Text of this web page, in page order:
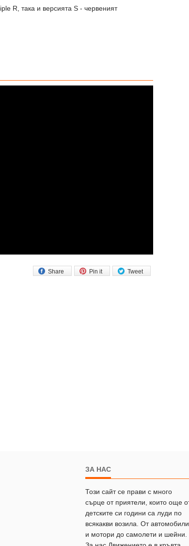
R, така и версията S - червеният
Tweet
Pin it
Share
ЗА НАС
Този сайт се прави с много
сърце от приятели, които още
детските си години са луди по
всякакви возила. От автомобили
и мотори до самолети и шейни.